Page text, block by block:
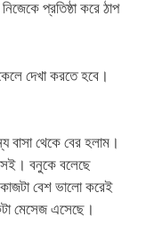
প্রতিষ্ঠা করে ঠাপ
দেখা করতে হবে।
বাসা থেকে বের হলাম।
বনুকে বলেছে
বেশ ভালো করেই
মেসেজ এসেছে।